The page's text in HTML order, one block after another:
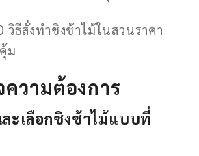
ธีสั่งทำชิงช้าไม้ในสวนราคา
ม
ความต้องการ
ะเลือกชิงช้าไม้แบบที่